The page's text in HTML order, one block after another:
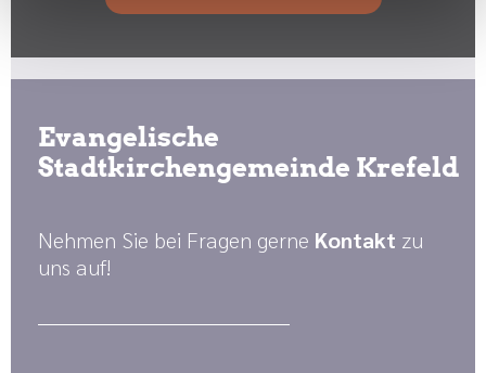
Evangelische
Stadtkirchengemeinde Krefeld
Nehmen Sie bei Fragen gerne Kontakt zu
uns auf!